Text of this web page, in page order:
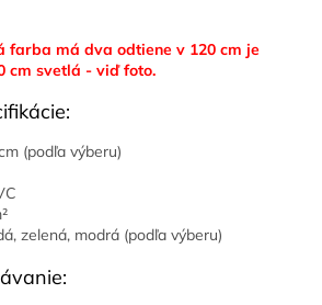
farba má dva odtiene v 120 cm je
cm svetlá - viď foto.
(podľa výberu)
zelená, modrá (podľa výberu)